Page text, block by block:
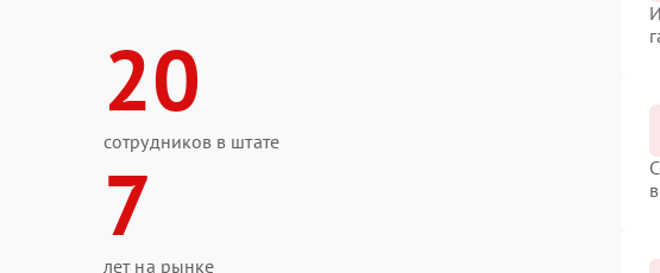
20
сотрудников в штате
7
лет на рынке